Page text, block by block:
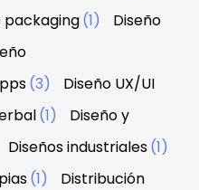
packaging(1)
Diseño
(3)
Diseño UX/UI
(1)
Diseño y
Diseños industriales(1)
(1)
Distribución